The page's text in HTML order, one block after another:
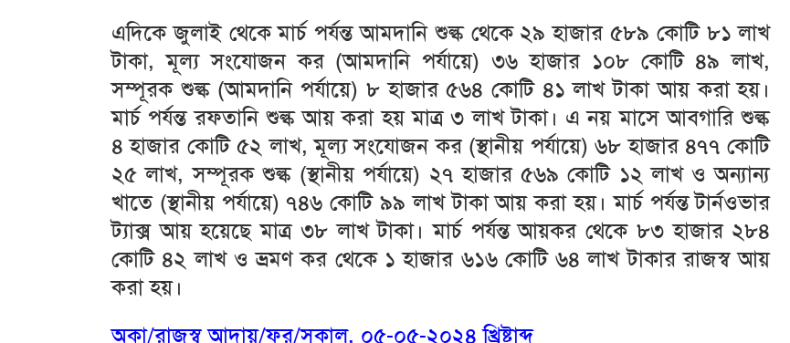
এদিকে জুলাই থেকে মার্চ পর্যন্ত আমদানি শুল্ক থেকে ২৯ হাজার ৫৮৯ কোটি ৮১ লাখ
টাকা, মূল্য সংযোজন কর (আমদানি পর্যায়ে) ৩৬ হাজার ১০৮ কোটি ৪৯ লাখ,
সম্পূরক শুল্ক (আমদানি পর্যায়ে) ৮ হাজার ৫৬৪ কোটি ৪১ লাখ টাকা আয় করা হয়।
মার্চ পর্যন্ত রফতানি শুল্ক আয় করা হয় মাত্র ৩ লাখ টাকা। এ নয় মাসে আবগারি শুল্ক
৪ হাজার কোটি ৫২ লাখ, মূল্য সংযোজন কর (স্থানীয় পর্যায়ে) ৬৮ হাজার ৪৭৭ কোটি
২৫ লাখ, সম্পূরক শুল্ক (স্থানীয় পর্যায়ে) ২৭ হাজার ৫৬৯ কোটি ১২ লাখ ও অন্যান্য
খাতে (স্থানীয় পর্যায়ে) ৭৪৬ কোটি ৯৯ লাখ টাকা আয় করা হয়। মার্চ পর্যন্ত টার্নওভার
ট্যাক্স আয় হয়েছে মাত্র ৩৮ লাখ টাকা। মার্চ পর্যন্ত আয়কর থেকে ৮৩ হাজার ২৮৪
কোটি ৪২ লাখ ও ভ্রমণ কর থেকে ১ হাজার ৬১৬ কোটি ৬৪ লাখ টাকার রাজস্ব আয়
করা হয়।
অকা/রাজস্ব আদায়/ফর/সকাল, ০৫-০৫-২০২৪ খ্রিষ্টাব্দ